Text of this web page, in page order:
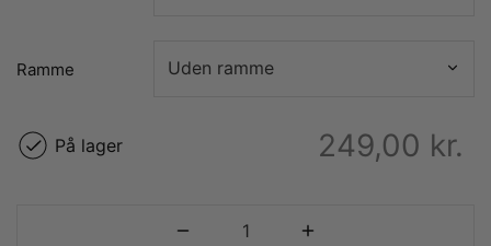
Ramme
249,00 kr.
På lager